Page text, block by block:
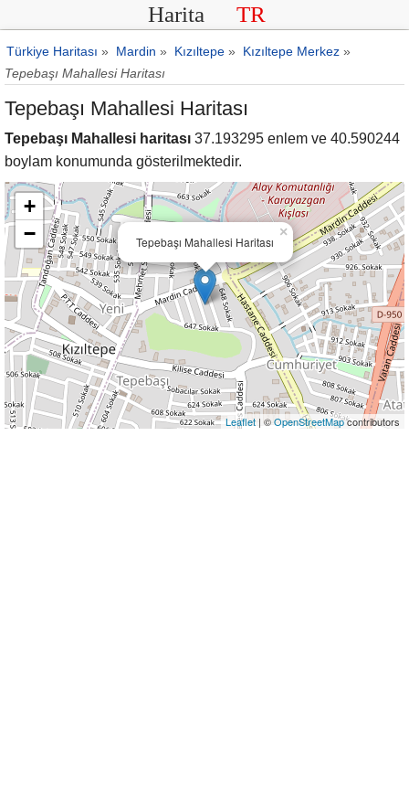
Harita TR
Türkiye Haritası » Mardin » Kızıltepe » Kızıltepe Merkez »
Tepebaşı Mahallesi Haritası
Tepebaşı Mahallesi Haritası
Tepebaşı Mahallesi haritası 37.193295 enlem ve 40.590244
boylam konumunda gösterilmektedir.
Tepebaşı Mahallesi Haritası
×
+
−
Leaflet | ©OpenStreetMapcontributors